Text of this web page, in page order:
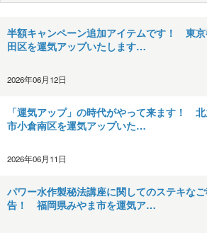
半額キャンペーン追加アイテムです！ 東
田区を運気アップいたします…
2026年06月12日
「運気アップ」の時代がやって来ます！
市小倉南区を運気アップいた…
2026年06月11日
パワー水作製秘法講座に関してのステキな
告！ 福岡県みやま市を運気ア…